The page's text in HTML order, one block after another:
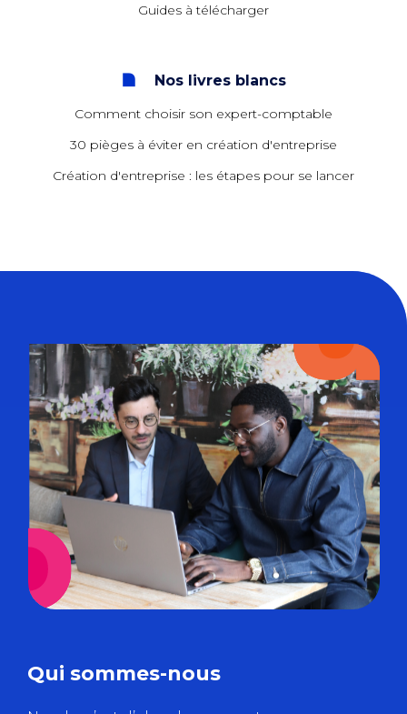
Guides à télécharger
Nos livres blancs
Comment choisir son expert-comptable
30 pièges à éviter en création d'entreprise
Création d'entreprise : les étapes pour se lancer
Qui sommes-nous